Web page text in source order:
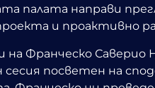
палата направи
и проактивно
Франческо
сесия посветен на